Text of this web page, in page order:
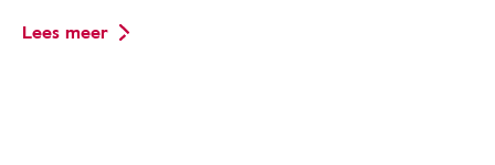
Lees meer